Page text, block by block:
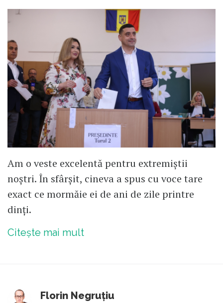
Am o veste excelentă pentru extremiștii
noștri. În sfârșit, cineva a spus cu voce tare
exact ce mormăie ei de ani de zile printre
dinți.
Citește mai mult
Florin Negruțiu